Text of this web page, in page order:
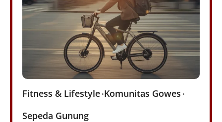
Fitness & Lifestyle Komunitas Gowes
Sepeda Gunung